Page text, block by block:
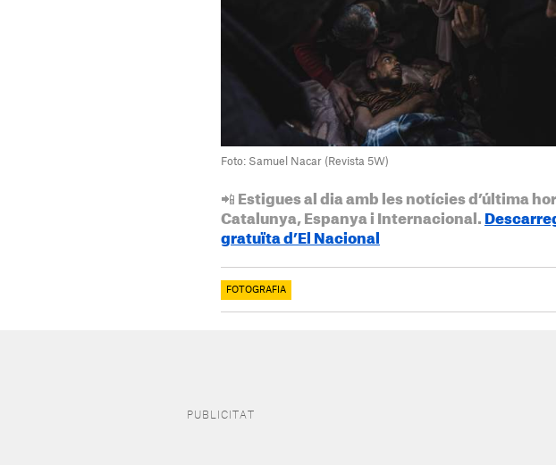
Foto: Samuel Nacar (Revista 5W)
📲 Estigues al dia amb les notícies d’última
Catalunya, Espanya i Internacional.
gratuïta d’El Nacional
FOTOGRAFIA